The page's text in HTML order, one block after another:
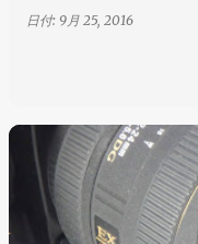
日付: 9月 25, 2016